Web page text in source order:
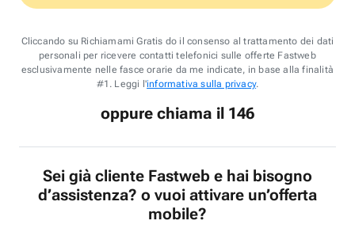
Cliccando su Richiamami Gratis do il consenso al trattamento dei dati
personali per ricevere contatti telefonici sulle offerte Fastweb
esclusivamente nelle fasce orarie da me indicate, in base alla finalità
#1. Leggi l'informativa sulla privacy.
oppure chiama il 146
Sei già cliente Fastweb e hai bisogno
d’assistenza? o vuoi attivare un’offerta
mobile?